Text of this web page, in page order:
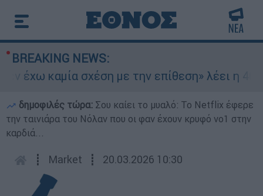
BREAKING NEWS:
καμία σχέση με την επίθεση» λέει η
δημοφιλές τώρα: Σου καίει το μυαλό: Το Netflix έφερε
την ταινιάρα του Νόλαν που οι φαν έχουν κρυφό νο1 στην
καρδιά...
┋ Market ┋ 20.03.2026 10:30